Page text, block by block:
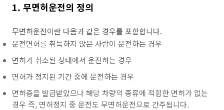
1. 무면허운전의 정의
무면허운전이란 다음과 같은 경우를 포함합니다.
운전면허를 취득하지 않은 사람이 운전하는 경우
면허가 취소된 상태에서 운전하는 경우
면허가 정지된 기간 중에 운전하는 경우
면허증을 발급받았으나 해당 차량의 종류에 적합한 면허가 없는
경우 즉, 면허정지 중 운전도 무면허운전으로 간주됩니다.